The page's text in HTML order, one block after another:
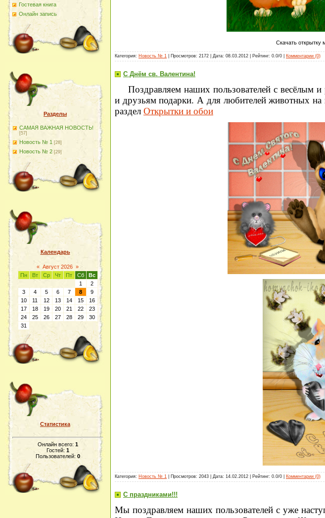
Гостевая книга
Онлайн запись
Разделы
САМАЯ ВАЖНАЯ НОВОСТЬ!
[57]
Новость № 1 [28]
Новость № 2 [29]
Календарь
« Август 2026 »
Пн
Вт Ср Чт Пт Сб
Вс
1
2
3
4 5 6 7 8
9
10
11 12 13 14 15
16
17
18 19 20 21 22
23
24
25 26 27 28 29
30
31
Статистика
Онлайн всего: 1
Гостей: 1
Пользователей: 0
Скачать открытку
Категория: Новость № 1 | Просмотров: 2172 | Дата: 08.03.2012 | Рейтинг: 0.0/0 | Комментарии (0)
С Днём св. Валентина!
Поздравляем наших пользователей с
и друзьям подарки. А для любителей животных на
раздел Открытки и обои
Категория: Новость № 1 | Просмотров: 2043 | Дата: 14.02.2012 | Рейтинг: 0.0/0 | Комментарии (0)
С праздниками!!!
Мы поздравляем наших пользователей с уже